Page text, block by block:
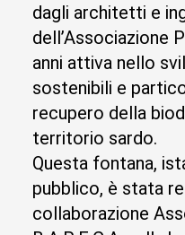
dagli architetti e
dell’Associazione
anni attiva nello
sostenibili e
recupero della
territorio sardo.
Questa fontana,
pubblico, è stata
collaborazione